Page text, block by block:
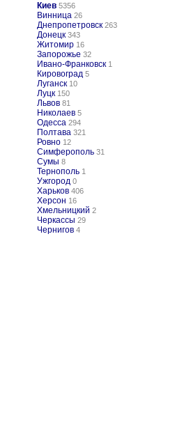
Киев 5356
Винница 26
Днепропетровск 263
Донецк 343
Житомир 16
Запорожье 32
Ивано-Франковск 1
Кировоград 5
Луганск 10
Луцк 150
Львов 81
Николаев 5
Одесса 294
Полтава 321
Ровно 12
Симферополь 31
Сумы 8
Тернополь 1
Ужгород 0
Харьков 406
Херсон 16
Хмельницкий 2
Черкассы 29
Чернигов 4